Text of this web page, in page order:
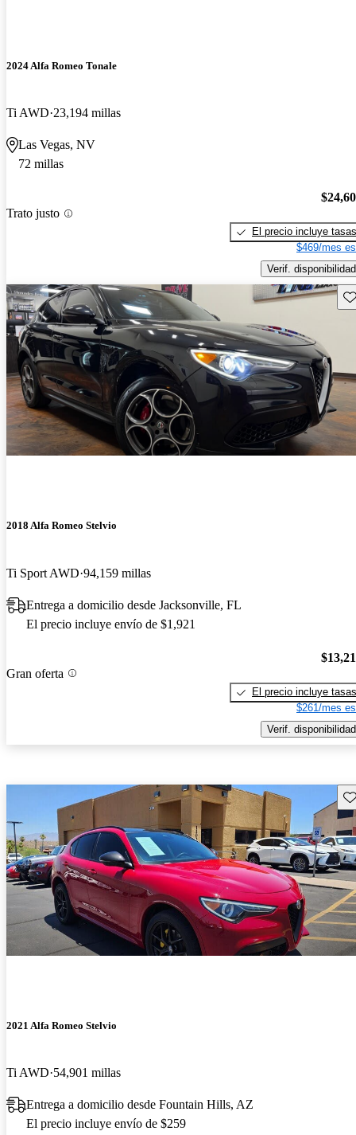
2024 Alfa Romeo Tonale
Ti AWD 23,194 millas
Las Vegas, NV
72 millas
Trato justo
El precio incluye tasas
$469/mes
Verif. disponibilidad
2018 Alfa Romeo Stelvio
Ti Sport AWD 94,159 millas
Entrega a domicilio desde Jacksonville, FL
El precio incluye envío de $1,921
Gran oferta
El precio incluye tasas
$261/mes
Verif. disponibilidad
2021 Alfa Romeo Stelvio
Ti AWD 54,901 millas
Entrega a domicilio desde Fountain Hills, AZ
El precio incluye envío de $259